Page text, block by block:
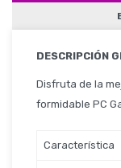
DESCRIPCIÓN
Disfruta de la
formidable PC
Característica